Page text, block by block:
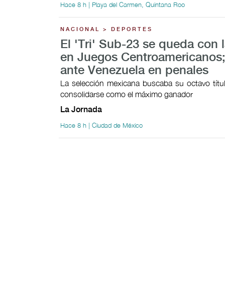
Hace 8 h | Playa del Carmen, Quintana Roo
NACIONAL > DEPORTES
El 'Tri' Sub-23 se queda con
en Juegos
ante Venezuela en penales
La selección mexicana buscaba su octavo
consolidarse como el máximo ganador
La Jornada
Hace 8 h | Ciudad de México